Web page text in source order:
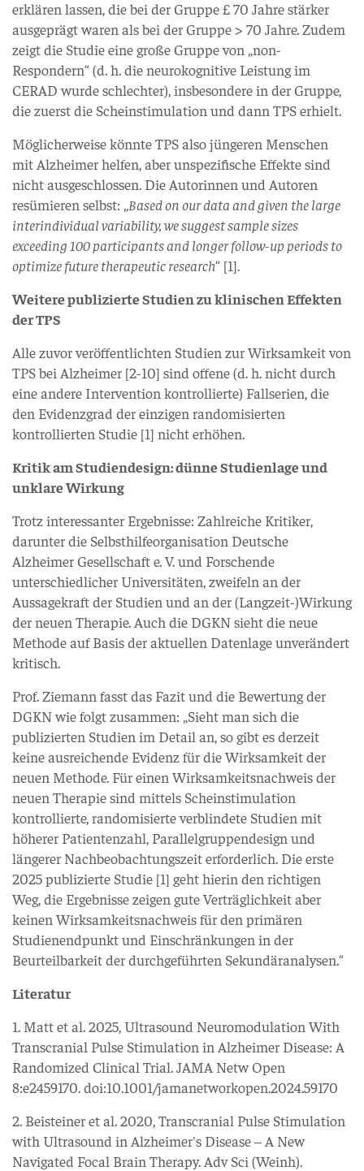
erklären lassen, die bei der Gruppe £ 70 Jahre stärker
ausgeprägt waren als bei der Gruppe > 70 Jahre. Zudem
zeigt die Studie eine große Gruppe von „non-
Respondern“ (d. h. die neurokognitive Leistung im
CERAD wurde schlechter), insbesondere in der Gruppe,
die zuerst die Scheinstimulation und dann TPS erhielt.
Möglicherweise könnte TPS also jüngeren Menschen
mit Alzheimer helfen, aber unspezifische Effekte sind
nicht ausgeschlossen. Die Autorinnen und Autoren
resümieren selbst: „Based on our data and given the large
interindividual variability, we suggest sample sizes
exceeding 100 participants and longer follow-up periods to
optimize future therapeutic research“ [1].
Weitere publizierte Studien zu klinischen Effekten
der TPS
Alle zuvor veröffentlichten Studien zur Wirksamkeit von
TPS bei Alzheimer [2-10] sind offene (d. h. nicht durch
eine andere Intervention kontrollierte) Fallserien, die
den Evidenzgrad der einzigen randomisierten
kontrollierten Studie [1] nicht erhöhen.
Kritik am Studiendesign: dünne Studienlage und
unklare Wirkung
Trotz interessanter Ergebnisse: Zahlreiche Kritiker,
darunter die Selbsthilfeorganisation Deutsche
Alzheimer Gesellschaft e. V. und Forschende
unterschiedlicher Universitäten, zweifeln an der
Aussagekraft der Studien und an der (Langzeit-)Wirkung
der neuen Therapie. Auch die DGKN sieht die neue
Methode auf Basis der aktuellen Datenlage unverändert
kritisch.
Prof. Ziemann fasst das Fazit und die Bewertung der
DGKN wie folgt zusammen: „Sieht man sich die
publizierten Studien im Detail an, so gibt es derzeit
keine ausreichende Evidenz für die Wirksamkeit der
neuen Methode. Für einen Wirksamkeitsnachweis der
neuen Therapie sind mittels Scheinstimulation
kontrollierte, randomisierte verblindete Studien mit
höherer Patientenzahl, Parallelgruppendesign und
längerer Nachbeobachtungszeit erforderlich. Die erste
2025 publizierte Studie [1] geht hierin den richtigen
Weg, die Ergebnisse zeigen gute Verträglichkeit aber
keinen Wirksamkeitsnachweis für den primären
Studienendpunkt und Einschränkungen in der
Beurteilbarkeit der durchgeführten Sekundäranalysen.“
Literatur
1. Matt et al. 2025, Ultrasound Neuromodulation With
Transcranial Pulse Stimulation in Alzheimer Disease: A
Randomized Clinical Trial. JAMA Netw Open
8:e2459170. doi:10.1001/jamanetworkopen.2024.59170
2. Beisteiner et al. 2020, Transcranial Pulse Stimulation
with Ultrasound in Alzheimer's Disease – A New
Navigated Focal Brain Therapy. Adv Sci (Weinh).